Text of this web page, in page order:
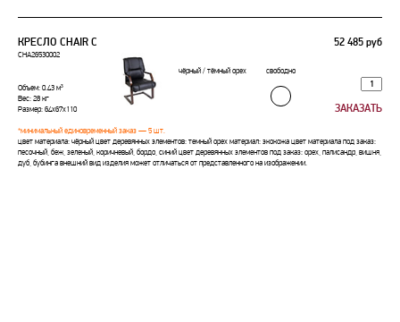
КРЕСЛО CHAIR C 52 485 руб
CHA26530002
чёрный / тёмный орех
свободно
Объем: 0.43 м³
Вес: 28 кг
Размер: 64x67x110
*минимальный единовременный заказ — 5 шт.
цвет материала: чёрный цвет деревянных элементов: темный орех материал: экокожа цвет материала под заказ:
песочный, беж, зеленый, коричневый, бордо, синий цвет деревянных элементов под заказ: орех, палисандр, вишня,
дуб, бубинга внешний вид изделия может отличаться от представленного на изображении.